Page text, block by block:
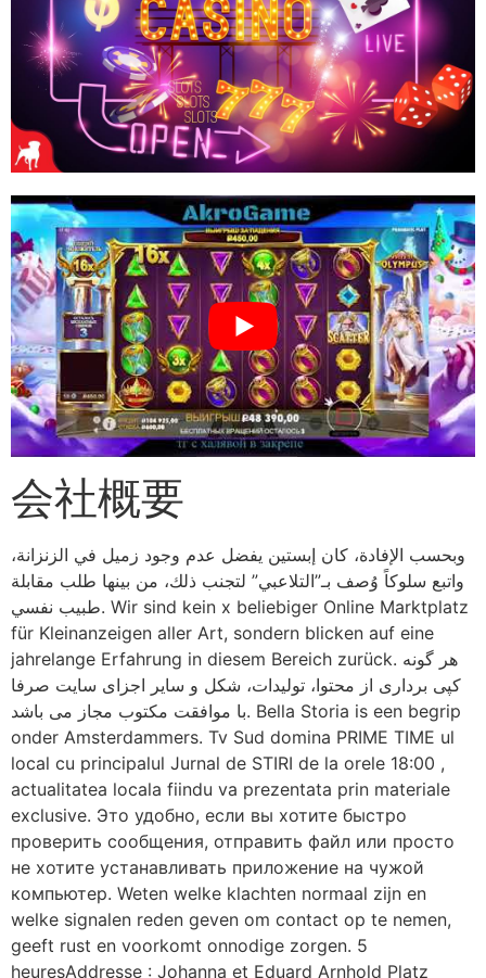
会社概要
وبحسب الإفادة، كان إبستين يفضل عدم وجود زميل في الزنزانة،
واتبع سلوكاً وُصف بـ”التلاعبي” لتجنب ذلك، من بينها طلب مقابلة
طبيب نفسي. Wir sind kein x beliebiger Online Marktplatz
für Kleinanzeigen aller Art, sondern blicken auf eine
jahrelange Erfahrung in diesem Bereich zurück. هر گونه
کپی برداری از محتوا، تولیدات، شکل و سایر اجزای سایت صرفا
با موافقت مکتوب مجاز می باشد. Bella Storia is een begrip
onder Amsterdammers. Tv Sud domina PRIME TIME ul
local cu principalul Jurnal de STIRI de la orele 18:00 ,
actualitatea locala fiindu va prezentata prin materiale
exclusive. Это удобно, если вы хотите быстро
проверить сообщения, отправить файл или просто
не хотите устанавливать приложение на чужой
компьютер. Weten welke klachten normaal zijn en
welke signalen reden geven om contact op te nemen,
geeft rust en voorkomt onnodige zorgen. 5
heuresAddresse : Johanna et Eduard Arnhold Platz